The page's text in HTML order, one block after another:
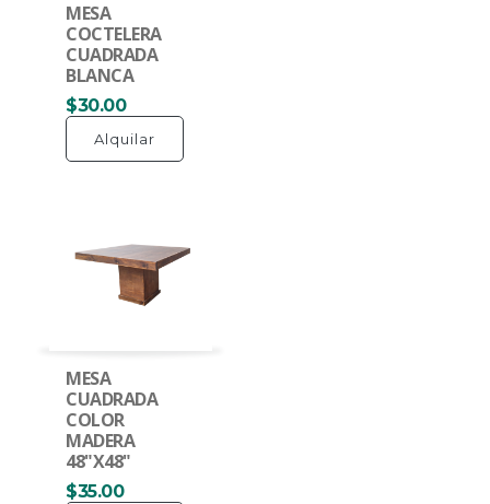
MESA
COCTELERA
CUADRADA
BLANCA
$30.00
Alquilar
MESA
CUADRADA
COLOR
MADERA
48"X48"
$35.00